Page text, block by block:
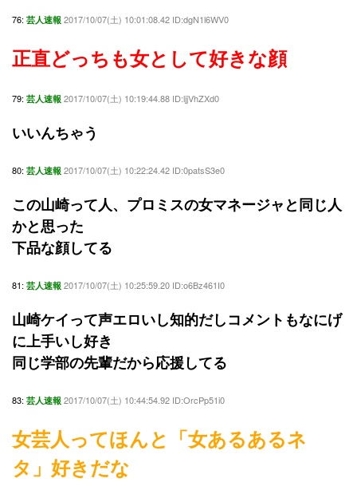
76: 芸人速報 2017/10/07(土) 10:01:08.42 ID:dgN1l6WV0
正直どっちも女として好きな顔
79: 芸人速報 2017/10/07(土) 10:19:44.88 ID:ljjVhZXd0
いいんちゃう
80: 芸人速報 2017/10/07(土) 10:22:24.42 ID:0patsS3e0
この山崎って人、プロミスの女マネージャと同じ人
かと思った
下品な顔してる
81: 芸人速報 2017/10/07(土) 10:25:59.20 ID:o6Bz461I0
山崎ケイって声エロいし知的だしコメントもなにげ
に上手いし好き
同じ学部の先輩だから応援してる
83: 芸人速報 2017/10/07(土) 10:44:54.92 ID:OrcPp51i0
女芸人ってほんと「女あるあるネ
タ」好きだな